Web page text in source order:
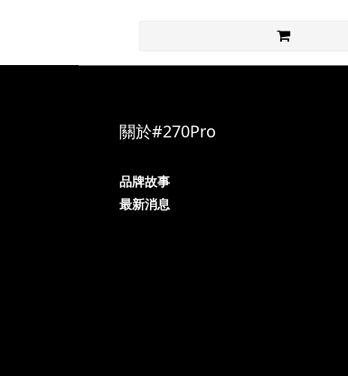
關於#270Pro
品牌故事
最新消息